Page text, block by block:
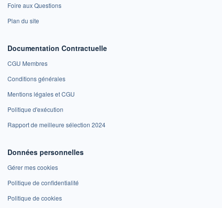
Foire aux Questions
Plan du site
Documentation Contractuelle
CGU Membres
Conditions générales
Mentions légales et CGU
Politique d'exécution
Rapport de meilleure sélection 2024
Données personnelles
Gérer mes cookies
Politique de confidentialité
Politique de cookies